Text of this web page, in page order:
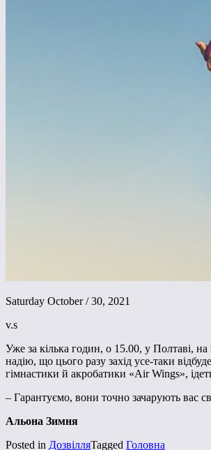
Saturday October / 30, 2021
v.s
Уже за кілька годин, о 15.00, у Полтаві,
надію, що цього разу захід усе-таки
гімнастики й акробатики «Air Wings»,
– Гарантуємо, вони точно зачарують вас
Альона Зимня
Posted in ДозвілляTagged Головна